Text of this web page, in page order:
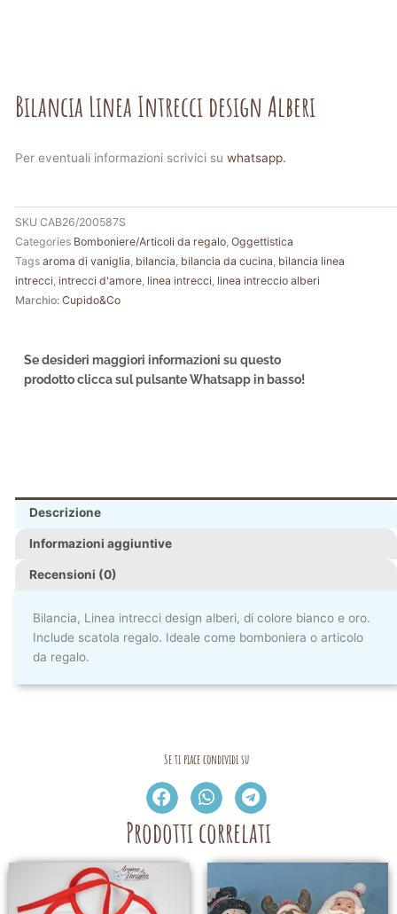
Bilancia Linea Intrecci design Alberi
Per eventuali informazioni scrivici su whatsapp.
SKU CAB26/200587S
Categories Bomboniere/Articoli da regalo Oggettistica
Tags aroma di vaniglia bilancia bilancia da cucina bilancia linea
intrecci intrecci d'amore linea intrecci linea intreccio alberi
Marchio: Cupido&Co
Se desideri maggiori informazioni su questo
prodotto clicca sul pulsante Whatsapp in basso!
Descrizione
Informazioni aggiuntive
Recensioni (0)
Bilancia, Linea intrecci design alberi, di colore bianco e oro.
Include scatola regalo. Ideale come bomboniera o articolo
da regalo.
Se ti piace condividi su
Prodotti correlati